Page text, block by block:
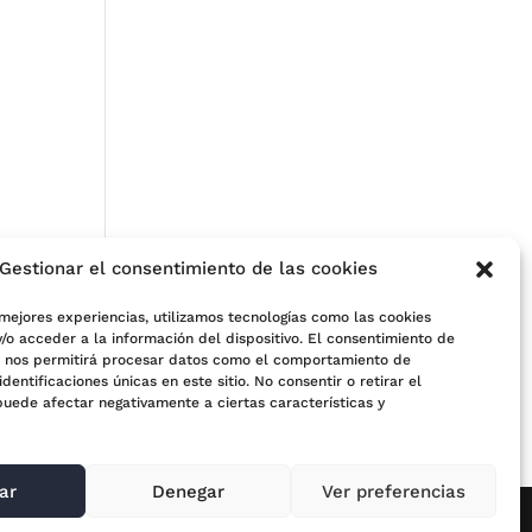
Gestionar el consentimiento de las cookies
experiencias, utilizamos tecnologías como las cookies
o acceder a la información del dispositivo. El consentimiento de
nos permitirá procesar datos como el comportamiento de
únicas en este sitio. No consentir o retirar el
afectar negativamente a ciertas características y
Denegar Ver preferencias